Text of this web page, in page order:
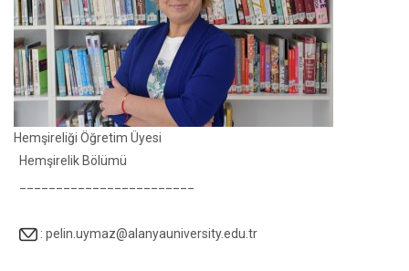
Hemşireliği Öğretim Üyesi
Hemşirelik Bölümü
: pelin.uymaz@alanyauniversity.edu.tr